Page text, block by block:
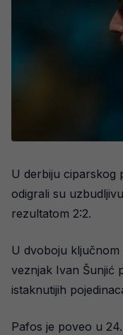
U derbiju ciparskog
odigrali su
rezultatom 2:2.
U dvoboju
veznjak Ivan Šunjić
istaknutijih
Pafos je poveo u